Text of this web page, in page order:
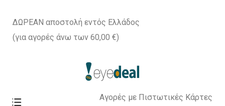
ΔΩΡΕΑΝ αποστολή εντός Ελλάδος
(για αγορές άνω των 60,00 €)
Αγορές με Πιστωτικές Κάρτες